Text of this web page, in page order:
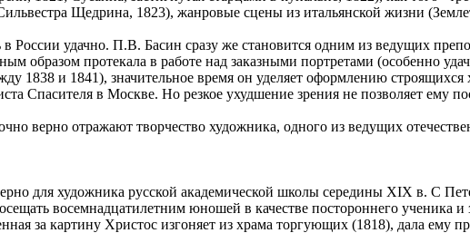
Щедрина, 1823), жанровые сцены из итальянской жизни
в России удачно. П.В. Басин сразу же становится одним из ведущих
образом протекала в работе над заказными портретами (особенно
1838 и 1841), значительное время он уделяет оформлению
Спасителя в Москве. Но резкое ухудшение зрения не позволяет ему
верно отражают творчество художника, одного из ведущих
для художника русской академической школы середины XIX в. С
восемнадцатилетним юношей в качестве постороннего
за картину Христос изгоняет из храма торгующих (1818), дала ему